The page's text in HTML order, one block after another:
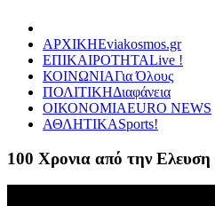
ΑΡΧΙΚΗEviakosmos.gr
ΕΠΙΚΑΙΡΟΤΗΤΑLive !
ΚΟΙΝΩΝΙΑΓια Όλους
ΠΟΛΙΤΙΚΗΔιαφάνεια
ΟΙΚΟΝΟΜΙΑEURO NEWS
ΑΘΛΗΤΙΚΑSports!
100 Χρονια από την